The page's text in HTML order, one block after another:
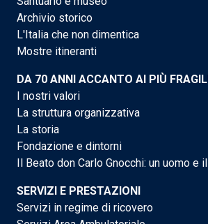
Archivio storico
L'Italia che non dimentica
Mostre itineranti
DA 70 ANNI ACCANTO AI PIÙ
I nostri valori
La struttura organizzativa
La storia
Fondazione e dintorni
Il Beato don Carlo Gnocchi: un uomo e
SERVIZI E PRESTAZIONI
Servizi in regime di ricovero